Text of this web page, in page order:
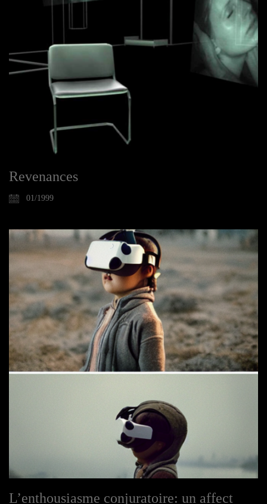
Revenances
01/1999
L’enthousiasme conjuratoire: un affect